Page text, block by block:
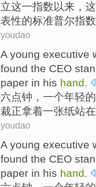
立这一指数以来 ，
表性的标准普尔指
youdao
A young executive
found the CEO
paper in his hand.
六点钟 ， 一个年轻的
裁正拿着一张纸站在
youdao
A young executive
found the CEO
paper in his hand